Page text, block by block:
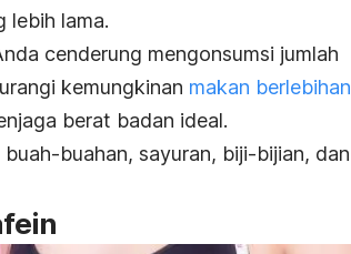
lebih lama.
cenderung mengonsumsi jumlah
kemungkinan makan berlebihan
berat badan ideal.
buahan, sayuran, biji-bijian, dan